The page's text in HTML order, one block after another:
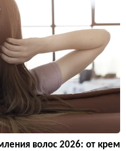
волос 2026: от крем